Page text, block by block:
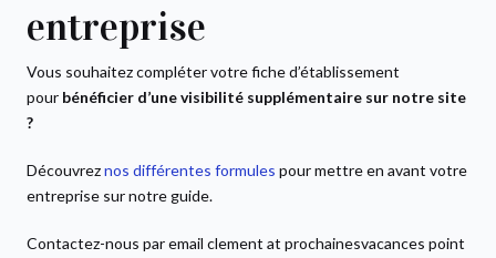
entreprise
Vous souhaitez compléter votre fiche d’établissement
pour bénéficier d’une visibilité supplémentaire sur notre site
?
Découvreznos différentes formules pour mettre en avant votre
entreprise sur notre guide.
Contactez-nous par email clement at prochainesvacances point